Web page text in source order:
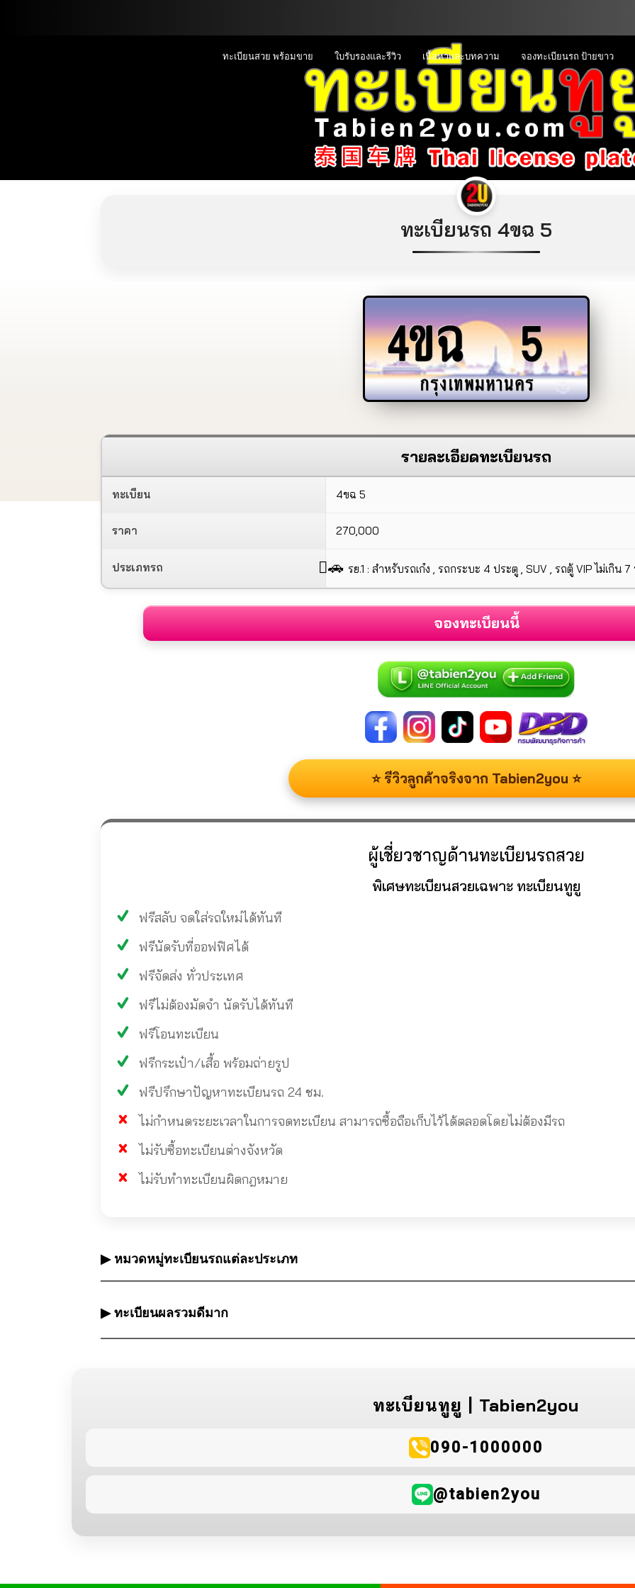
ทะเบียนสวย พร้อมขาย ใบรับรองและรีวิว เนื้อหาและบทความ จองทะเบียนรถ ป้ายขาว
ทะเบียนรถ 4ขฉ 5
4ขฉ 5
กรุงเทพมหานคร
รายละเอียดทะเบียนรถ
ทะเบียน 4ขฉ 5
ราคา 270,000
ประเภทรถ 🚗 รย.1 : สำหรับรถเก๋ง , รถกระบะ 4 ประตู , SUV , รถตู้ VIP ไม่เกิน 7
จองทะเบียนนี้
⭐ รีวิวลูกค้าจริงจาก Tabien2you ⭐
ผู้เชี่ยวชาญด้านทะเบียนรถสวย
พิเศษทะเบียนสวยเฉพาะ ทะเบียนทูยู
ฟรีสลับ จดใส่รถใหม่ได้ทันที
ฟรีนัดรับที่ออฟฟิศได้
ฟรีจัดส่ง ทั่วประเทศ
ฟรีไม่ต้องมัดจำ นัดรับได้ทันที
ฟรีโอนทะเบียน
ฟรีกระเป๋า/เสื้อ พร้อมถ่ายรูป
ฟรีปรึกษาปัญหาทะเบียนรถ 24 ชม.
ไม่กำหนดระยะเวลาในการจดทะเบียน สามารถซื้อถือเก็บไว้ได้ตลอดโดยไม่ต้องมีรถ
ไม่รับซื้อทะเบียนต่างจังหวัด
ไม่รับทำทะเบียนผิดกฎหมาย
▶ หมวดหมู่ทะเบียนรถแต่ละประเภท
▶ ทะเบียนผลรวมดีมาก
ทะเบียนทูยู | Tabien2you
090-1000000
@tabien2you